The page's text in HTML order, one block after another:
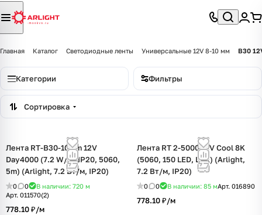
Главная Каталог Светодиодные ленты Универсальные 12V 8-10 мм B30
Категории Фильтры
Сортировка
Лента RT-B30-10mm 12V
Day4000 (7.2 W/m, IP20, 5060,
5m) (Arlight, 7.2 Вт/м, IP20)
0 0 В наличии: 720 м
Арт. 011570(2)
778.10 ₽/м
Лента RT 2-5000 12V Cool 8K
(5060, 150 LED, LUX) (Arlight,
7.2 Вт/м, IP20)
0 0 В наличии: 85 мАрт. 016890
778.10 ₽/м